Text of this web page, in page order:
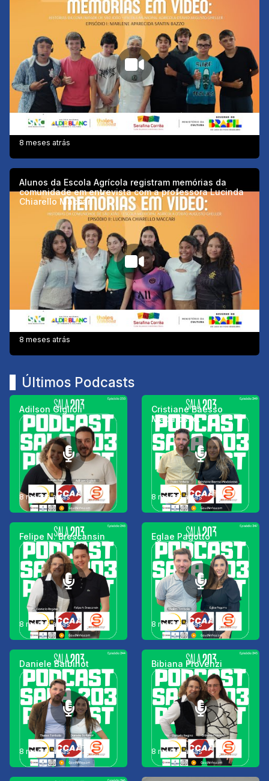
8 meses atrás
Alunos da Escola Agrícola registram memórias da
comunidade em entrevista com a professora Lucinda
Chiarello Maccari
8 meses atrás
Últimos Podcasts
Adilson Giglioli
8 meses atrás
Cristiane Baesso
Madalosso.
8 meses atrás
Felipe N. Brescansin
8 meses atrás
Eglae Pagotto
8 meses atrás
Daniele Balbinot
8 meses atrás
Bibiana Provenzi
8 meses atrás